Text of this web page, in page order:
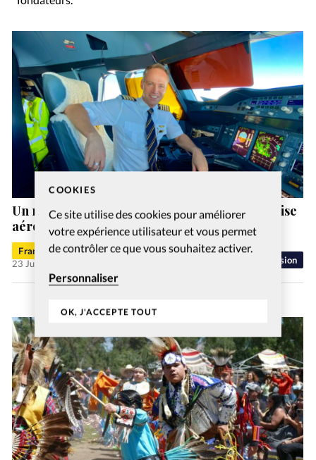
COOKIES
Ce site utilise des cookies pour améliorer
votre expérience utilisateur et vous permet
de contrôler ce que vous souhaitez activer.
Personnaliser
OK, J'ACCEPTE TOUT
Mission
Un nouveau directeur général pour l’entreprise
aéronautique chrétienne MAF Suisse
Francis-George Sarpédon
23 Juil 2026